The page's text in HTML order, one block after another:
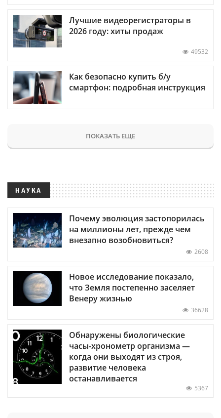
Лучшие видеорегистраторы в
2026 году: хиты продаж
49532
Как безопасно купить б/у
смартфон: подробная инструкция
ПОКАЗАТЬ ЕЩЕ
НАУКА
Почему эволюция застопорилась
на миллионы лет, прежде чем
внезапно возобновиться?
2608
Новое исследование показало,
что Земля постепенно заселяет
Венеру жизнью
36628
Обнаружены биологические
часы-хронометр организма —
когда они выходят из строя,
развитие человека
останавливается
5367